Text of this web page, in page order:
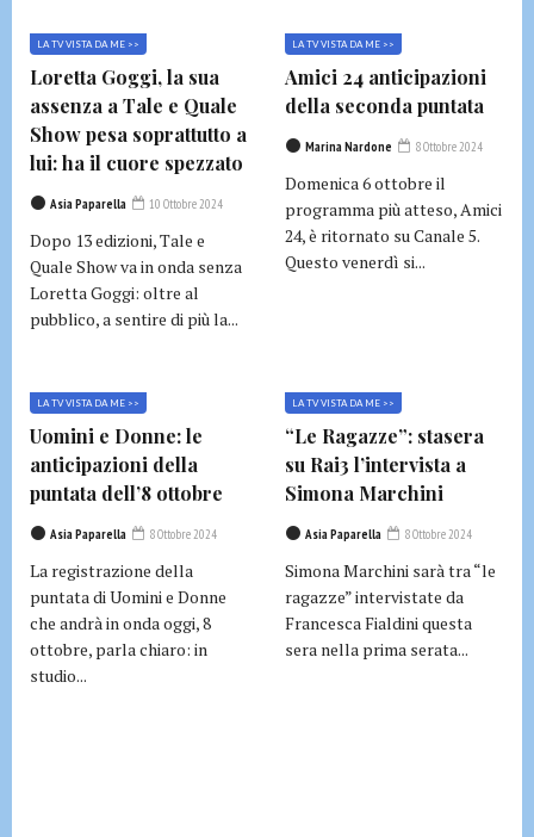
LA TV VISTA DA ME >>
Loretta Goggi, la sua
assenza a Tale e Quale
Show pesa soprattutto a
lui: ha il cuore spezzato
Asia Paparella 10 Ottobre 2024
Dopo 13 edizioni, Tale e
Quale Show va in onda senza
Loretta Goggi: oltre al
pubblico, a sentire di più la...
LA TV VISTA DA ME >>
Amici 24 anticipazioni
della seconda puntata
Marina Nardone 8 Ottobre 2024
Domenica 6 ottobre il
programma più atteso, Amici
24, è ritornato su Canale 5.
Questo venerdì si...
LA TV VISTA DA ME >>
Uomini e Donne: le
anticipazioni della
puntata dell’8 ottobre
Asia Paparella 8 Ottobre 2024
La registrazione della
puntata di Uomini e Donne
che andrà in onda oggi, 8
ottobre, parla chiaro: in
studio...
LA TV VISTA DA ME >>
“Le Ragazze”: stasera
su Rai3 l’intervista a
Simona Marchini
Asia Paparella 8 Ottobre 2024
Simona Marchini sarà tra “le
ragazze” intervistate da
Francesca Fialdini questa
sera nella prima serata...